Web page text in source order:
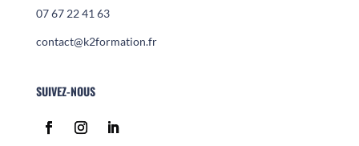
07 67 22 41 63
contact@k2formation.fr
SUIVEZ-NOUS